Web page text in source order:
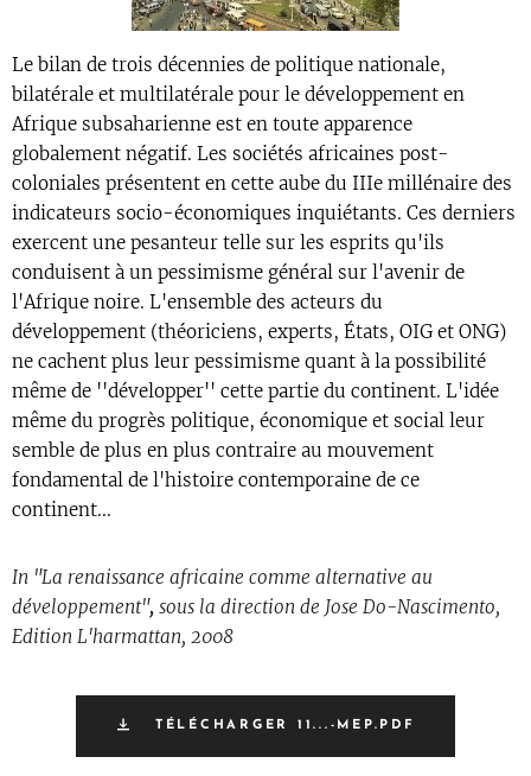
Le bilan de trois décennies de politique nationale,
bilatérale et multilatérale pour le développement en
Afrique subsaharienne est en toute apparence
globalement négatif. Les sociétés africaines post-
coloniales présentent en cette aube du IIIe millénaire des
indicateurs socio-économiques inquiétants. Ces derniers
exercent une pesanteur telle sur les esprits qu'ils
conduisent à un pessimisme général sur l'avenir de
l'Afrique noire. L'ensemble des acteurs du
développement (théoriciens, experts, États, OIG et ONG)
ne cachent plus leur pessimisme quant à la possibilité
même de ''développer'' cette partie du continent. L'idée
même du progrès politique, économique et social leur
semble de plus en plus contraire au mouvement
fondamental de l'histoire contemporaine de ce
continent...
In "La renaissance africaine comme alternative au
développement", sous la direction de Jose Do-Nascimento,
Edition L'harmattan, 2008
TÉLÉCHARGER 11...-MEP.PDF